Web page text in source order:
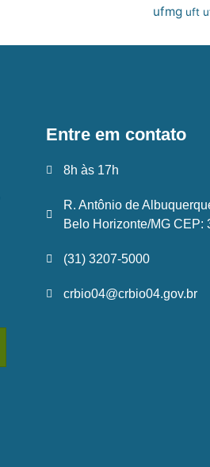
ufmg uft
Entre em contato
8h às 17h
R. Antônio de
Belo Horizonte/MG CEP:
(31) 3207-5000
crbio04@crbio04.gov.br